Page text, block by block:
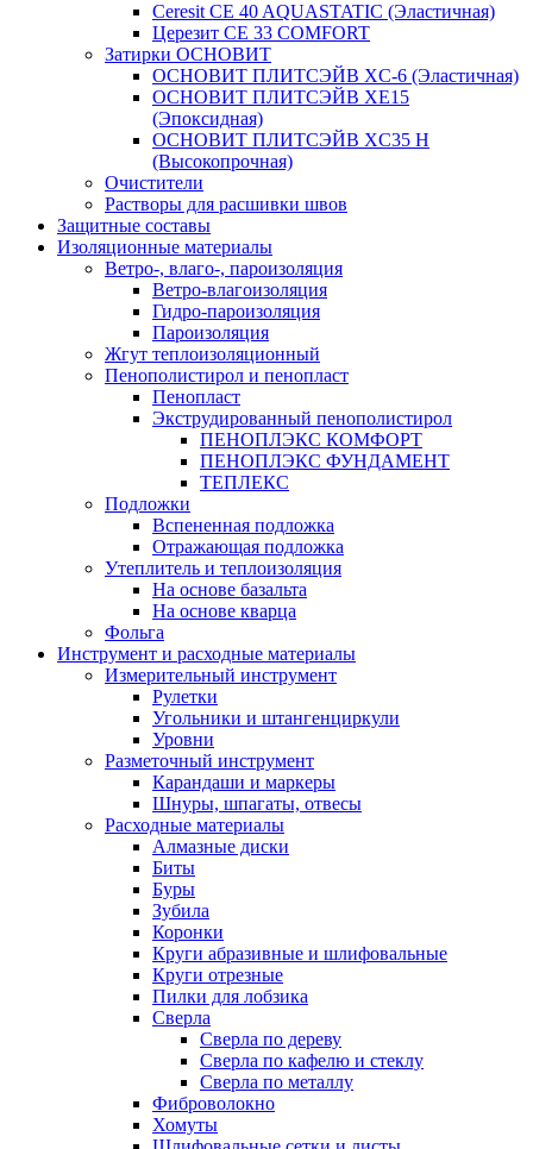
Ceresit CE 40 AQUASTATIC (Эластичная)
Церезит CE 33 COMFORT
Затирки ОСНОВИТ
ОСНОВИТ ПЛИТСЭЙВ XC-6 (Эластичная)
ОСНОВИТ ПЛИТСЭЙВ XЕ15
(Эпоксидная)
ОСНОВИТ ПЛИТСЭЙВ XС35 Н
(Высокопрочная)
Очистители
Растворы для расшивки швов
Защитные составы
Изоляционные материалы
Ветро-, влаго-, пароизоляция
Ветро-влагоизоляция
Гидро-пароизоляция
Пароизоляция
Жгут теплоизоляционный
Пенополистирол и пенопласт
Пенопласт
Экструдированный пенополистирол
ПЕНОПЛЭКС КОМФОРТ
ПЕНОПЛЭКС ФУНДАМЕНТ
ТЕПЛЕКС
Подложки
Вспененная подложка
Отражающая подложка
Утеплитель и теплоизоляция
На основе базальта
На основе кварца
Фольга
Инструмент и расходные материалы
Измерительный инструмент
Рулетки
Угольники и штангенциркули
Уровни
Разметочный инструмент
Карандаши и маркеры
Шнуры, шпагаты, отвесы
Расходные материалы
Алмазные диски
Биты
Буры
Зубила
Коронки
Круги абразивные и шлифовальные
Круги отрезные
Пилки для лобзика
Сверла
Сверла по дереву
Сверла по кафелю и стеклу
Сверла по металлу
Фиброволокно
Хомуты